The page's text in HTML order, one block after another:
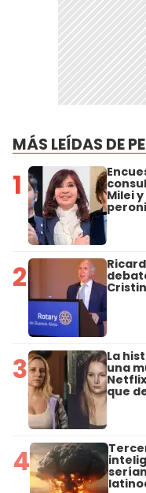
MÁS LEÍDAS DE
1 Milei
2
3 La
una
que
4